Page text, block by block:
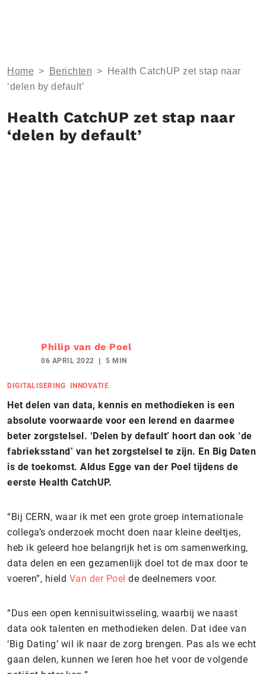
Home > Berichten >
Health CatchUP zet stap naar
‘delen by default’
Health CatchUP zet stap naar
‘delen by default’
Philip van de Poel
06 APRIL 2022 5 MIN
DIGITALISERING INNOVATIE
Het delen van data, kennis en methodieken is een
absolute voorwaarde voor een lerend en daarmee
beter zorgstelsel. ‘Delen by default’ hoort dan ook ‘de
fabrieksstand’ van het zorgstelsel te zijn. En Big Daten
is de toekomst. Aldus Egge van der Poel tijdens de
eerste Health CatchUP.
“Bij CERN, waar ik met een grote groep internationale
collega’s onderzoek mocht doen naar kleine deeltjes,
heb ik geleerd hoe belangrijk het is om samenwerking,
data delen en een gezamenlijk doel tot de max door te
voeren”, hield Van der Poel de deelnemers voor.
“Dus een open kennisuitwisseling, waarbij we naast
data ook talenten en methodieken delen. Dat idee van
‘Big Dating’ wil ik naar de zorg brengen. Pas als we echt
gaan delen, kunnen we leren hoe het voor de volgende